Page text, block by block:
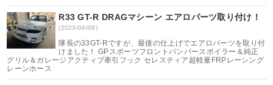
R33 GT-R DRAGマシーン エアロパーツ取り付け！
(2023/04/08)
隊長の33GT-Rですが、最後の仕上げでエアロパーツを取り付
けました！ GPスポーツフロントバンパースポイラー＆純正
グリル＆ガレージアクティブ牽引フック セレスティア超軽量FRPレーシング
レーンホース